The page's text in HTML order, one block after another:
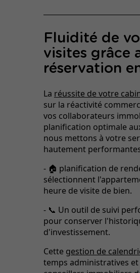
Fluidité de
visites grâce
réservation
La réussite de votre
sur la réactivité
vos collaborateurs
planification optimale
nous mettons à votre
hautement
- 🏠 planification de
sélectionnent
heure de visite de bien.
- 📞 Un outil de suivi
pour conserver
d'investissement.
Cette gestion de
temps administratives